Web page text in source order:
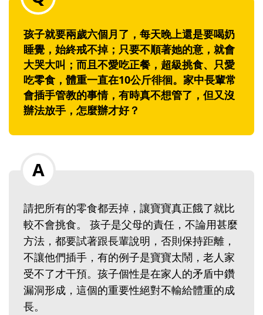
孩子就要兩歲六個月了，每天晚上還是要喝奶
睡覺，始終戒不掉；只要不順著她的意，就會
大哭大叫；而且不愛吃正餐，超級挑食、只愛
吃零食，體重一直在10公斤徘徊。家中長輩常
會插手管教的事情，有時真不想管了，但又沒
辦法放手，怎麼辦才好？
請把所有的零食都丟掉，讓寶寶真正餓了就比
較不會挑食。 孩子是父母的責任，不論用甚麼
方法，都要試著跟長輩說明，否則保持距離，
不讓他們插手，有的例子是寶寶太鬧，老人家
受不了才干預。孩子個性是在家人的矛盾中鑽
漏洞形成，這個的重要性絕對不輸給體重的成
長。